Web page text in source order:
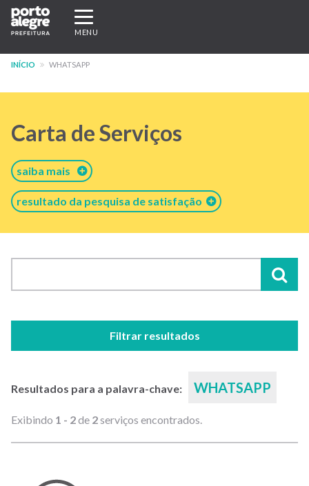
Pular
para
conteúdo
Expandir/recolher
navegação
MENU
INÍCIO WHATSAPP
Carta de Serviços
saiba mais
resultado da pesquisa de satisfação
Filtrar resultados
Resultados para a palavra-chave: WHATSAPP
Exibindo 1 - 2de 2serviços encontrados.